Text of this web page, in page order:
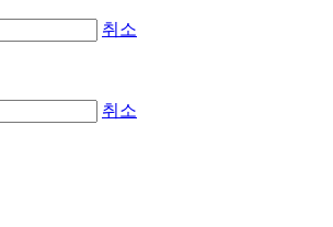
취소
취소